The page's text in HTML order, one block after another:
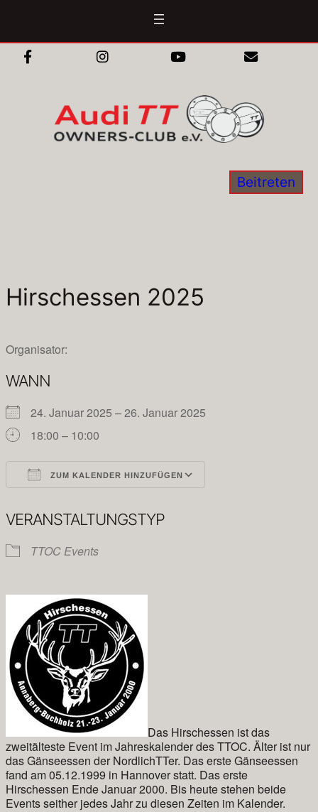
springen
Beitreten
Hirschessen 2025
Organisator:
WANN
24. Januar 2025 – 26. Januar 2025
18:00 – 10:00
ZUM KALENDER HINZUFÜGEN
VERANSTALTUNGSTYP
TTOC Events
Das Hirschessen ist das
zweitälteste Event im Jahreskalender des TTOC. Älter ist nur
das Gänseessen der NordlichTTer. Das erste Gänseessen
fand am 05.12.1999 in Hannover statt. Das erste
Hirschessen Ende Januar 2000. Bis heute stehen beide
Events seither jedes Jahr zu diesen Zeiten im Kalender.